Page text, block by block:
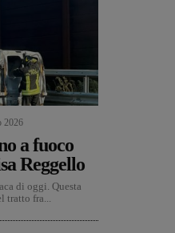
2026
a fuoco
Reggello
di oggi. Questa
tratto fra...